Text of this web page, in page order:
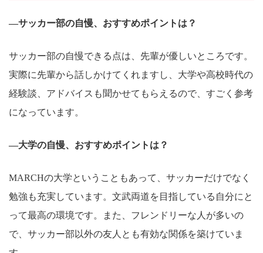
―サッカー部の自慢、おすすめポイントは？
サッカー部の自慢できる点は、先輩が優しいところです。
実際に先輩から話しかけてくれますし、大学や高校時代の
経験談、アドバイスも聞かせてもらえるので、すごく参考
になっています。
―大学の自慢、おすすめポイントは？
MARCHの大学ということもあって、サッカーだけでなく
勉強も充実しています。文武両道を目指している自分にと
って最高の環境です。また、フレンドリーな人が多いの
で、サッカー部以外の友人とも有効な関係を築けていま